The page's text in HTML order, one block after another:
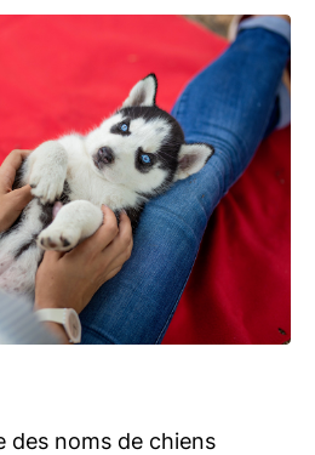
des noms de chiens